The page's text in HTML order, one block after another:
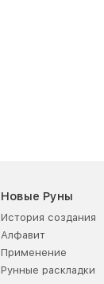
Новые Руны
История создания
Алфавит
Применение
Рунные раскладки